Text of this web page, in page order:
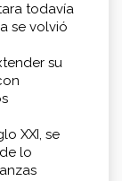
todavía
se volvió
su
XXI, se
lo